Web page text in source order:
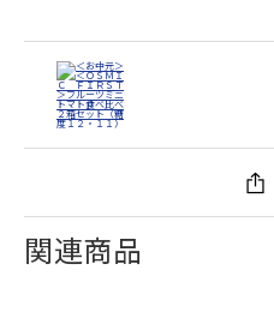
関連商品